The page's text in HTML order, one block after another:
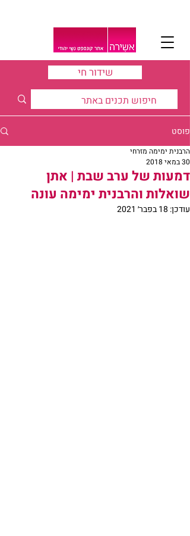
שידור חי
פוסט
דמעות של ערב שבת | אתן
שואלות והרבנית ימימה עונה
הרבנית ימימה מזרחי
30 במאי 2018
עודכן: 18 בפבר׳ 2021